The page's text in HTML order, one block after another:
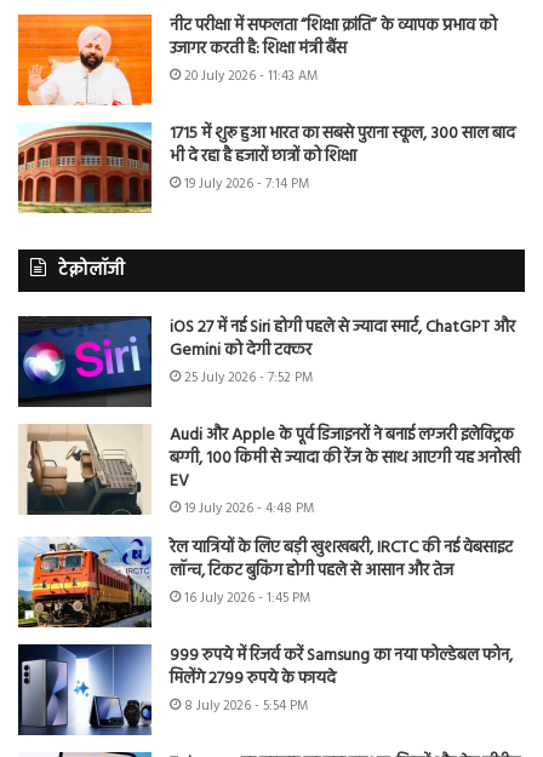
नीट परीक्षा में सफलता “शिक्षा क्रांति” के व्यापक प्रभाव को
उजागर करती है: शिक्षा मंत्री बैंस
20 July 2026 - 11:43 AM
1715 में शुरू हुआ भारत का सबसे पुराना स्कूल, 300 साल बाद
भी दे रहा है हजारों छात्रों को शिक्षा
19 July 2026 - 7:14 PM
टेक्नोलॉजी
iOS 27 में नई Siri होगी पहले से ज्यादा स्मार्ट, ChatGPT और
Gemini को देगी टक्कर
25 July 2026 - 7:52 PM
Audi और Apple के पूर्व डिजाइनरों ने बनाई लग्जरी इलेक्ट्रिक
बग्गी, 100 किमी से ज्यादा की रेंज के साथ आएगी यह अनोखी
EV
19 July 2026 - 4:48 PM
रेल यात्रियों के लिए बड़ी खुशखबरी, IRCTC की नई वेबसाइट
लॉन्च, टिकट बुकिंग होगी पहले से आसान और तेज
16 July 2026 - 1:45 PM
999 रुपये में रिजर्व करें Samsung का नया फोल्डेबल फोन,
मिलेंगे 2799 रुपये के फायदे
8 July 2026 - 5:54 PM